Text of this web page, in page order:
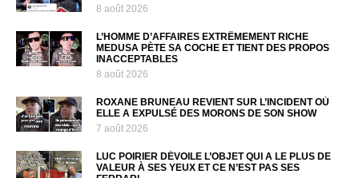
8 août 2026
L’HOMME D’AFFAIRES EXTRÊMEMENT RICHE
MEDUSA PÈTE SA COCHE ET TIENT DES PROPOS
INACCEPTABLES
8 août 2026
ROXANE BRUNEAU REVIENT SUR L’INCIDENT OÙ
ELLE A EXPULSÉ DES MORONS DE SON SHOW
7 août 2026
LUC POIRIER DÉVOILE L’OBJET QUI A LE PLUS DE
VALEUR À SES YEUX ET CE N’EST PAS SES